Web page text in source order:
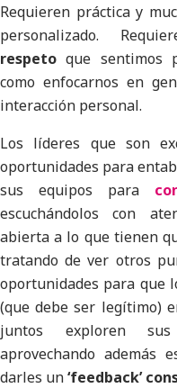
Requieren práctica y
personalizado.
respeto que sentimos
como enfocarnos en
interacción personal.
Los líderes que son
oportunidades para
sus equipos para
escuchándolos con
abierta a lo que tienen
tratando de ver otros
oportunidades para que
(que debe ser legítimo)
juntos exploren
aprovechando además
darles un‘feedback’